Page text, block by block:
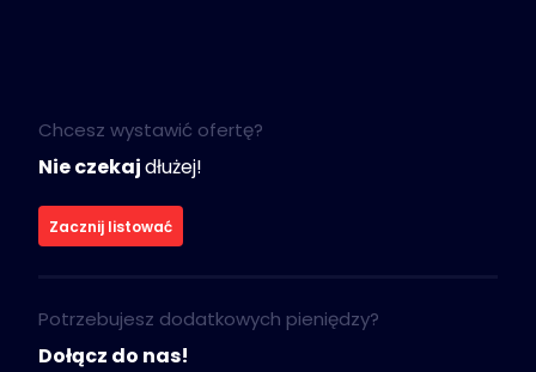
Chcesz wystawić ofertę?
Nie czekajdłużej!
Zacznij listować
Potrzebujesz dodatkowych pieniędzy?
Dołącz do nas!